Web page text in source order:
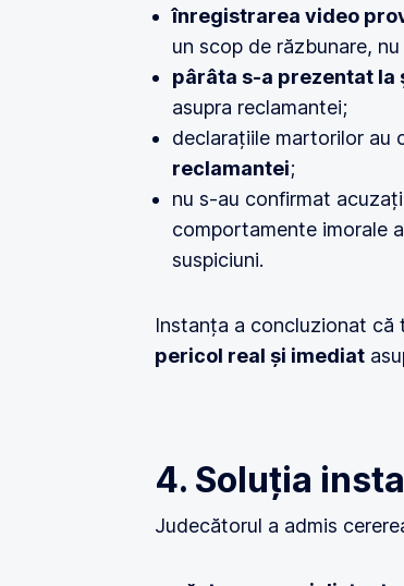
înregistrarea video
un scop de răzbunare,
pârâta s-a prezentat la
asupra reclamantei;
declarațiile martorilor au
reclamantei;
nu s-au confirmat
comportamente imorale
suspiciuni.
Instanța a concluzionat
pericol real și imediat
4. Soluția
Judecătorul a admis